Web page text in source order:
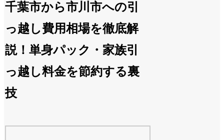
千葉市から市川市への引
っ越し費用相場を徹底解
説！単身パック・家族引
っ越し料金を節約する裏
技